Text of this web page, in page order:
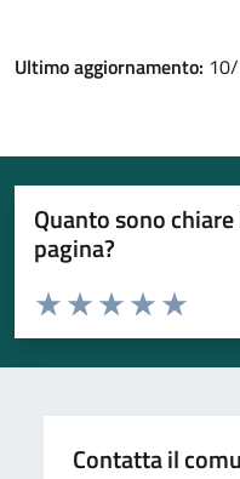
Ultimo aggiornamento:
Quanto sono
pagina?
Valuta da 1 a 5 stelle la pagina
Valuta 5
Valuta 4
Valuta 3 stelle
Valuta 2 stelle su 5
Valuta 1 stelle su 5
Contatta il